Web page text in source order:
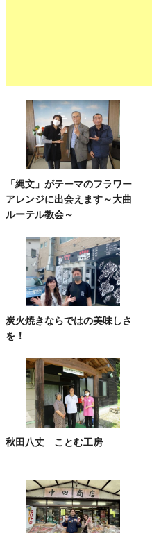
「縄文」がテーマのフラワー
アレンジに出会えます～大曲
ルーテル教会～
炭火焼きならではの美味しさ
を！
秋田八丈 ことむ工房